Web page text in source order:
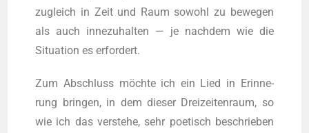
zugleich in Zeit und Raum sowohl zu bewe­gen
als auch inne­zu­hal­ten — je nach­dem wie die
Situa­ti­on es erfordert.
Zum Abschluss möchte ich ein Lied in Erin­ne­
rung brin­gen, in dem die­ser Drei­zei­ten­raum, so
wie ich das ver­ste­he, sehr poe­tisch beschrie­ben